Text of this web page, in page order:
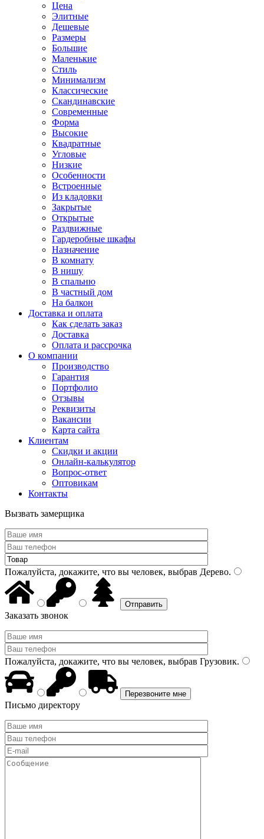
Цена
Элитные
Дешевые
Размеры
Большие
Маленькие
Стиль
Минимализм
Классические
Скандинавские
Современные
Форма
Высокие
Квадратные
Угловые
Низкие
Особенности
Встроенные
Из кладовки
Закрытые
Открытые
Раздвижные
Гардеробные шкафы
Назначение
В комнату
В нишу
В спальню
В частный дом
На балкон
Доставка и оплата
Как сделать заказ
Доставка
Оплата и рассрочка
О компании
Производство
Гарантия
Портфолио
Отзывы
Реквизиты
Вакансии
Карта сайта
Клиентам
Скидки и акции
Онлайн-калькулятор
Вопрос-ответ
Оптовикам
Контакты
Вызвать замерщика
Пожалуйста, докажите, что вы человек, выбрав Дерево.
Заказать звонок
Пожалуйста, докажите, что вы человек, выбрав Грузовик.
Письмо директору